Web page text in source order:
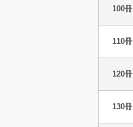
100冊
110冊
120冊
130冊